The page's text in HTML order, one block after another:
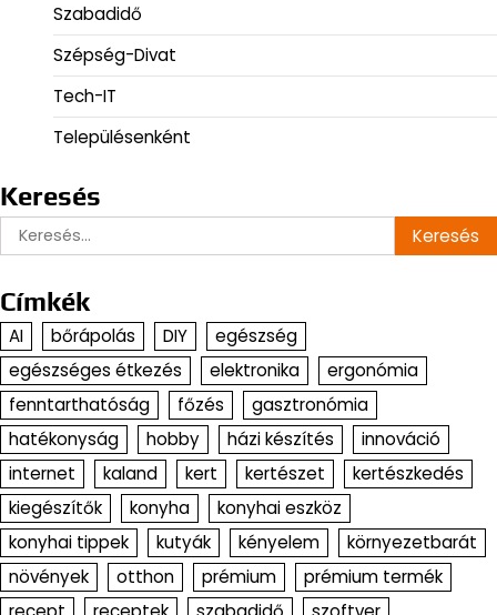
Szabadidő
Szépség-Divat
Tech-IT
Településenként
Keresés
Keresés:
Címkék
AI bőrápolás DIY
egészség
egészséges étkezés
elektronika
ergonómia
fenntarthatóság
főzés
gasztronómia
hatékonyság
hobby házi készítés
innováció
internet
kaland kert kertészet
kertészkedés
kiegészítők
konyha
konyhai eszköz
konyhai tippek
kutyák kényelem
környezetbarát
növények
otthon prémium
prémium termék